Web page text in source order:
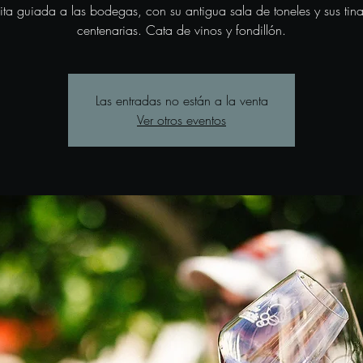
guiada a las bodegas, con su antigua sala de toneles y sus
centenarias. Cata de vinos y fondillón.
Las entradas no están a la venta
Ver otros eventos